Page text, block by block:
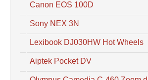
Canon EOS 100D
Sony NEX 3N
Lexibook DJ030HW Hot Wheels
Aiptek Pocket DV